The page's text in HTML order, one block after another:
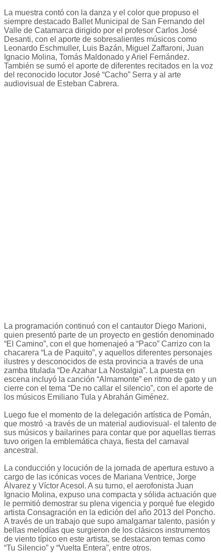
La muestra contó con la danza y el color que propuso el
siempre destacado Ballet Municipal de San Fernando del
Valle de Catamarca dirigido por el profesor Carlos José
Desanti, con el aporte de sobresalientes músicos como
Leonardo Eschmuller, Luis Bazán, Miguel Zaffaroni, Juan
Ignacio Molina, Tomás Maldonado y Ariel Fernández.
También se sumó el aporte de diferentes recitados en la voz
del reconocido locutor José “Cacho” Serra y al arte
audiovisual de Esteban Cabrera.
La programación continuó con el cantautor Diego Marioni,
quien presentó parte de un proyecto en gestión denominado
“El Camino”, con el que homenajeó a “Paco” Carrizo con la
chacarera “La de Paquito”, y aquellos diferentes personajes
ilustres y desconocidos de esta provincia a través de una
zamba titulada “De Azahar La Nostalgia”. La puesta en
escena incluyó la canción “Almamonte” en ritmo de gato y un
cierre con el tema “De no callar el silencio”, con el aporte de
los músicos Emiliano Tula y Abrahán Giménez.
Luego fue el momento de la delegación artística de Pomán,
que mostró -a través de un material audiovisual- el talento de
sus músicos y bailarines para contar que por aquellas tierras
tuvo origen la emblemática chaya, fiesta del carnaval
ancestral.
La conducción y locución de la jornada de apertura estuvo a
cargo de las icónicas voces de Mariana Ventrice, Jorge
Álvarez y Víctor Acesol. A su turno, el aerofonista Juan
Ignacio Molina, expuso una compacta y sólida actuación que
le permitió demostrar su plena vigencia y porqué fue elegido
artista Consagración en la edición del año 2013 del Poncho.
A través de un trabajo que supo amalgamar talento, pasión y
bellas melodías que surgieron de los clásicos instrumentos
de viento típico en este artista, se destacaron temas como
“Tu Silencio” y “Vuelta Entera”, entre otros.